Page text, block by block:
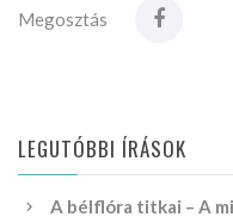
Megosztás
LEGUTÓBBI ÍRÁSOK
A bélflóra titkai – A